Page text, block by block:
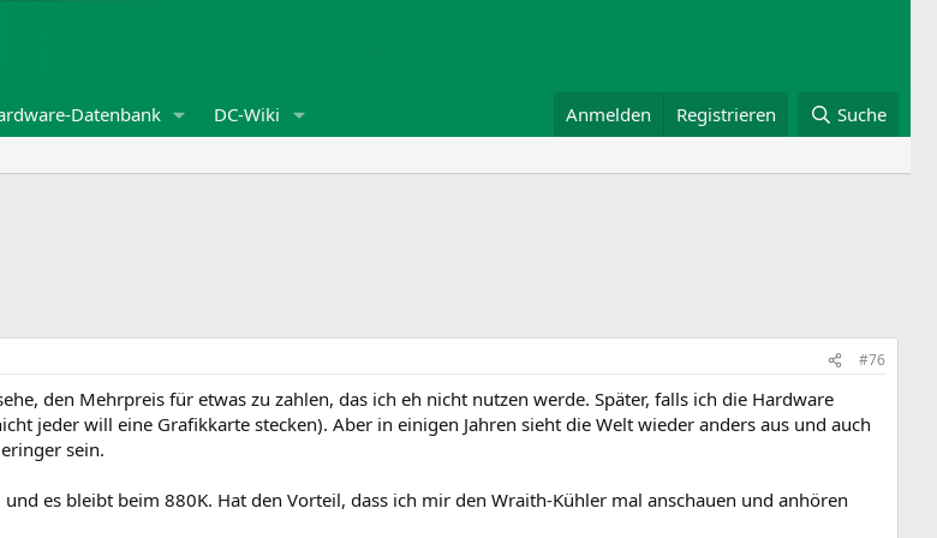
Datenbank DC-Wiki Anmelden Registrieren Suche
#76
den Mehrpreis für etwas zu zahlen, das ich eh nicht nutzen werde. Später, falls ich die Hardware
jeder will eine Grafikkarte stecken). Aber in einigen Jahren sieht die Welt wieder anders aus und auch
sein.
es bleibt beim 880K. Hat den Vorteil, dass ich mir den Wraith-Kühler mal anschauen und anhören